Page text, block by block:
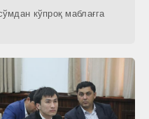
кўпроқ маблағга